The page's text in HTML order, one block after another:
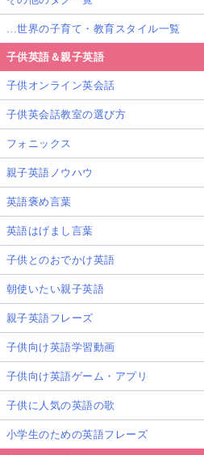
…世界の子育て・教育スタイル一覧
子供英語＆親子英語
子供オンライン英会話
子供英会話教室の選び方
フォニックス
親子英語ノウハウ
英語褒め言葉
英語はげまし言葉
子供とのおでかけ英語
朝使いたい親子英語
親子英語フレーズ
子供向け英語学習動画
子供向け英語ゲーム・アプリ
子供に人気の英語の歌
小学生のための英語フレーズ